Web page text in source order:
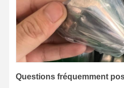
Questions fréquemment